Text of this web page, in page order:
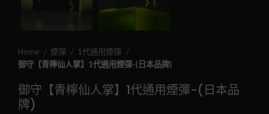
Home 煙彈
1代通用煙彈
御守【青檸仙人掌】1代通用煙彈-(日本品牌)
御守【青檸仙人掌】1代通用煙彈-(日本品
牌)